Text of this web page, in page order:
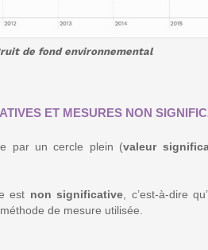
de fond environnemental
ET MESURES NON
par un cercle plein (valeur
est non significative , c’est-à-dire
de mesure utilisée.